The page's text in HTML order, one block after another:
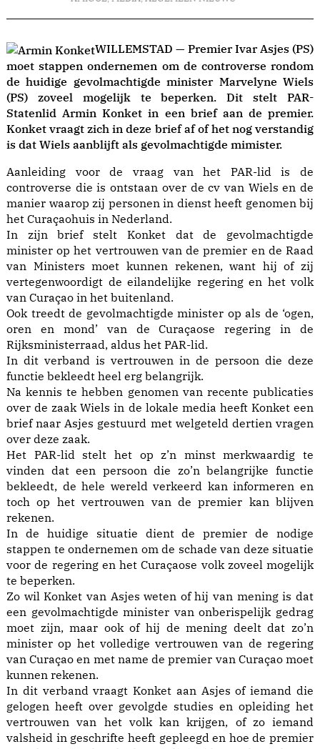
WILLEMSTAD — Premier Ivar Asjes (PS)
moet stappen ondernemen om de controverse rondom
de huidige gevolmachtigde minister Marvelyne Wiels
(PS) zoveel mogelijk te beperken. Dit stelt PAR-
Statenlid Armin Konket in een brief aan de premier.
Konket vraagt zich in deze brief af of het nog verstandig
is dat Wiels aanblijft als gevolmachtigde mimister.
Aanleiding voor de vraag van het PAR-lid is de
controverse die is ontstaan over de cv van Wiels en de
manier waarop zij personen in dienst heeft genomen bij
het Curaçaohuis in Nederland.
In zijn brief stelt Konket dat de gevolmachtigde
minister op het vertrouwen van de premier en de Raad
van Ministers moet kunnen rekenen, want hij of zij
vertegenwoordigt de eilandelijke regering en het volk
van Curaçao in het buitenland.
Ook treedt de gevolmachtigde minister op als de ‘ogen,
oren en mond’ van de Curaçaose regering in de
Rijksministerraad, aldus het PAR-lid.
In dit verband is vertrouwen in de persoon die deze
functie bekleedt heel erg belangrijk.
Na kennis te hebben genomen van recente publicaties
over de zaak Wiels in de lokale media heeft Konket een
brief naar Asjes gestuurd met welgeteld dertien vragen
over deze zaak.
Het PAR-lid stelt het op z’n minst merkwaardig te
vinden dat een persoon die zo’n belangrijke functie
bekleedt, de hele wereld verkeerd kan informeren en
toch op het vertrouwen van de premier kan blijven
rekenen.
In de huidige situatie dient de premier de nodige
stappen te ondernemen om de schade van deze situatie
voor de regering en het Curaçaose volk zoveel mogelijk
te beperken.
Zo wil Konket van Asjes weten of hij van mening is dat
een gevolmachtigde minister van onberispelijk gedrag
moet zijn, maar ook of hij de mening deelt dat zo’n
minister op het volledige vertrouwen van de regering
van Curaçao en met name de premier van Curaçao moet
kunnen rekenen.
In dit verband vraagt Konket aan Asjes of iemand die
gelogen heeft over gevolgde studies en opleiding het
vertrouwen van het volk kan krijgen, of zo iemand
valsheid in geschrifte heeft gepleegd en hoe de premier